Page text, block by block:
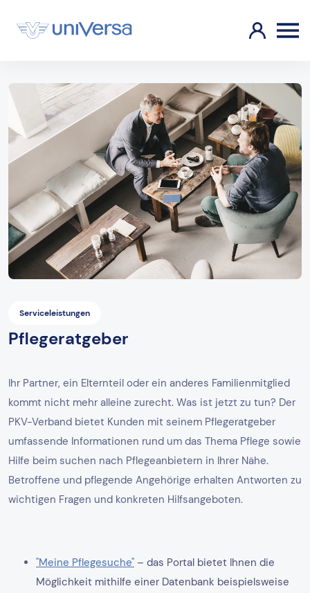
Serviceleistungen
Pflegeratgeber
Ihr Partner, ein Elternteil oder ein anderes Familienmitglied
kommt nicht mehr alleine zurecht. Was ist jetzt zu tun? Der
PKV-Verband bietet Kunden mit seinem Pflegeratgeber
umfassende Informationen rund um das Thema Pflege sowie
Hilfe beim suchen nach Pflegeanbietern in Ihrer Nähe.
Betroffene und pflegende Angehörige erhalten Antworten zu
wichtigen Fragen und konkreten Hilfsangeboten.
"Meine Pflegesuche" – das Portal bietet Ihnen die
Möglichkeit mithilfe einer Datenbank beispielsweise